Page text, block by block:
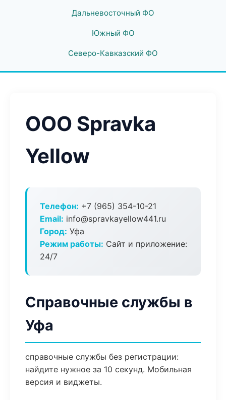
Дальневосточный ФО
Южный ФО
Северо-Кавказский ФО
ООО Spravka
Yellow
Телефон: +7 (965) 354-10-21
Email: info@spravkayellow441.ru
Город: Уфа
Режим работы: Сайт и приложение:
24/7
Справочные службы в
Уфа
справочные службы без регистрации:
найдите нужное за 10 секунд. Мобильная
версия и виджеты.